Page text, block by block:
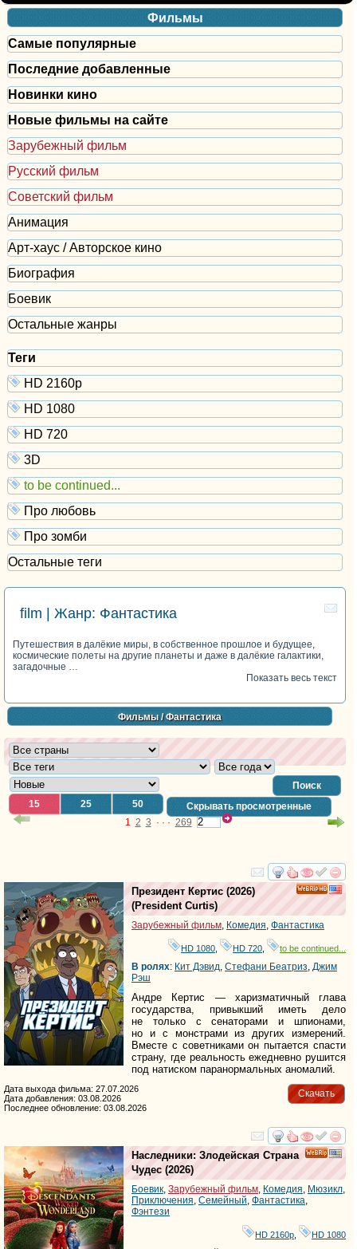
Фильмы
Самые популярные
Последние добавленные
Новинки кино
Новые фильмы на сайте
Зарубежный фильм
Русский фильм
Советский фильм
Анимация
Арт-хаус / Авторское кино
Биография
Боевик
Остальные жанры
Теги
HD 2160р
HD 1080
HD 720
3D
to be continued...
Про любовь
Про зомби
Остальные теги
film | Жанр: Фантастика
Путешествия в далёкие миры, в собственное прошлое и будущее,
космические полеты на другие планеты и даже в далёкие галактики,
загадочные …
Показать весь текст
Фильмы/ Фантастика
Поиск
15
25 50
Скрывать просмотренные
1
2 3 · · · 269
смотреть
Президент Кертис (2026)
(President Curtis)
Зарубежный фильм Комедия Фантастика
HD 1080 HD 720 to be continued...
В ролях: Кит Дэвид Стефани Беатриз Джим
Рэш
Андре Кертис — харизматичный глава
государства, привыкший иметь дело
не только с сенаторами и шпионами,
но и с монстрами из других измерений.
Вместе с советниками он пытается спасти
страну, где реальность ежедневно рушится
под натиском паранормальных аномалий.
Скачать
Дата выхода фильма: 27.07.2026
Дата добавления: 03.08.2026
Последнее обновление: 03.08.2026
смотреть
Наследники: Злодейская Страна
Чудес (2026)
Боевик Зарубежный фильм Комедия Мюзикл
Приключения Семейный Фантастика
Фэнтези
HD 2160р HD 1080